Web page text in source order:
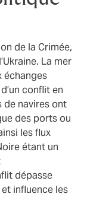
de la Crimée,
La mer
échanges
conflit en
de navires ont
des ports ou
les flux
étant un
dépasse
influence les